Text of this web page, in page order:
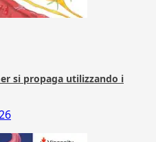
si propaga utilizzando i